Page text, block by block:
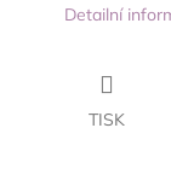
Detailní
TISK